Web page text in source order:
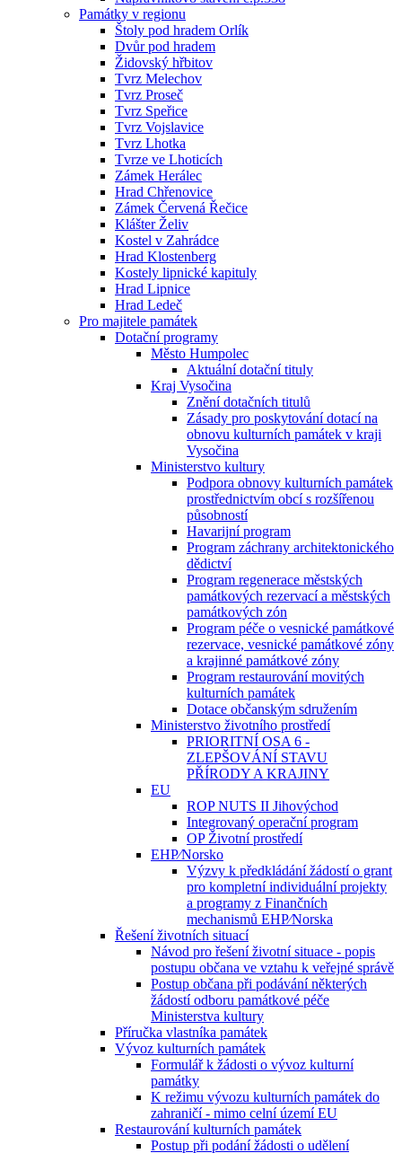
Památky v regionu
Štoly pod hradem Orlík
Dvůr pod hradem
Židovský hřbitov
Tvrz Melechov
Tvrz Proseč
Tvrz Speřice
Tvrz Vojslavice
Tvrz Lhotka
Tvrze ve Lhoticích
Zámek Herálec
Hrad Chřenovice
Zámek Červená Řečice
Klášter Želiv
Kostel v Zahrádce
Hrad Klostenberg
Kostely lipnické kapituly
Hrad Lipnice
Hrad Ledeč
Pro majitele památek
Dotační programy
Město Humpolec
Aktuální dotační tituly
Kraj Vysočina
Znění dotačních titulů
Zásady pro poskytování dotací na
obnovu kulturních památek v kraji
Vysočina
Ministerstvo kultury
Podpora obnovy kulturních památek
prostřednictvím obcí s rozšířenou
působností
Havarijní program
Program záchrany architektonického
dědictví
Program regenerace městských
památkových rezervací a městských
památkových zón
Program péče o vesnické památkové
rezervace, vesnické památkové zóny
a krajinné památkové zóny
Program restaurování movitých
kulturních památek
Dotace občanským sdružením
Ministerstvo životního prostředí
PRIORITNÍ OSA 6 -
ZLEPŠOVÁNÍ STAVU
PŘÍRODY A KRAJINY
EU
ROP NUTS II Jihovýchod
Integrovaný operační program
OP Životní prostředí
EHP⁄Norsko
Výzvy k předkládání žádostí o grant
pro kompletní individuální projekty
a programy z Finančních
mechanismů EHP⁄Norska
Řešení životních situací
Návod pro řešení životní situace - popis
postupu občana ve vztahu k veřejné správě
Postup občana při podávání některých
žádostí odboru památkové péče
Ministerstva kultury
Příručka vlastníka památek
Vývoz kulturních památek
Formulář k žádosti o vývoz kulturní
památky
K režimu vývozu kulturních památek do
zahraničí - mimo celní území EU
Restaurování kulturních památek
Postup při podání žádosti o udělení